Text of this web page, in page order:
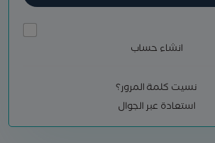
انشاء حساب
نسيت كلمة المرور؟
استعادة عبر الجوال